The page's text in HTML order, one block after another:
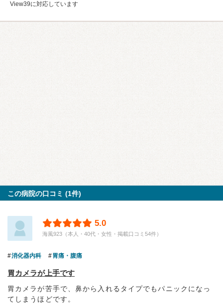
View39に対応しています
この病院の口コミ (1件)
5.0
海風923（本人・40代・女性・掲載口コミ54件）
消化器内科 胃痛・腹痛
胃カメラが上手です
胃カメラが苦手で、鼻から入れるタイプでもパニックになっ
てしまうほどです。